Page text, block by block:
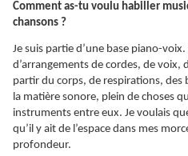
Comment as-tu voulu habiller
chansons ?
Je suis partie d’une base piano-
d’arrangements de cordes, de
partir du corps, de respirations, des
la matière sonore, plein de choses
instruments entre eux. Je voulais
qu’il y ait de l’espace dans mes
profondeur.